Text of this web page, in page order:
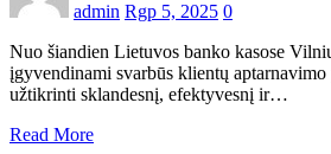
admin Rgp 5, 2025 0
Nuo šiandien Lietuvos banko kasose
įgyvendinami svarbūs klientų
užtikrinti sklandesnį, efektyvesnį ir…
Read More